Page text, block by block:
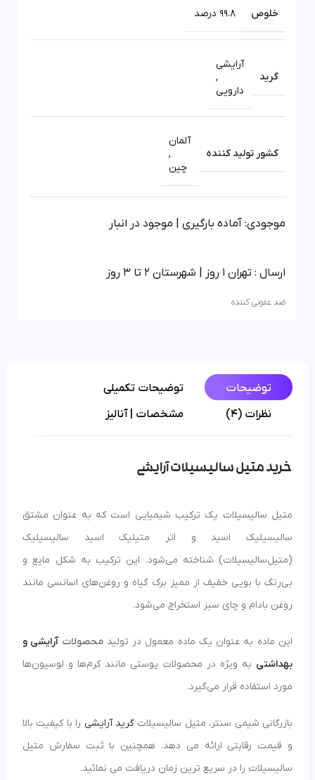
خلوص 99.8 درصد
گرید
آرایشی
,
دارویی
کشور تولید کننده
آلمان
,
چین
موجودی: آماده بارگیری | موجود در انبار
ارسال : تهران 1 روز | شهرستان 2 تا 3 روز
ضد عفونی کننده
توضیحات
توضیحات تکمیلی
نظرات (4)
مشخصات | آنالیز
خرید متیل سالیسیلات آرایشی
متیل سالیسیلات یک ترکیب شیمیایی است که به عنوان مشتق
سالیسیلیک اسید و اتر متیلیک اسید سالیسیلیک
(متیل‌سالیسیلات) شناخته می‌شود. این ترکیب به شکل مایع و
بی‌رنگ با بویی خفیف از ممیز برگ گیاه و روغن‌های اسانسی مانند
روغن بادام و چای سبز استخراج می‌شود.
این ماده به عنوان یک ماده معمول در تولیدمحصولات آرایشی و
بهداشتی به ویژه در محصولات پوستی مانند کرم‌ها و لوسیون‌ها
مورد استفاده قرار می‌گیرد.
بازرگانی شیمی سنتر، متیل سالیسیلات گرید آرایشی را با کیفیت بالا
و قیمت رقابتی ارائه می دهد. همچنین با ثبت سفارش متیل
سالیسیلات را در سریع ترین زمان دریافت می نمائید.